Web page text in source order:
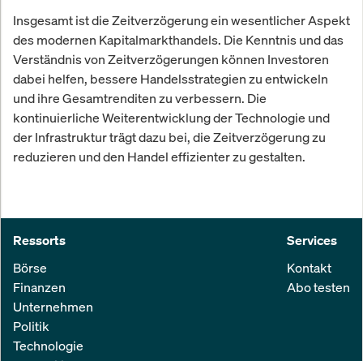
Insgesamt ist die Zeitverzögerung ein wesentlicher Aspekt
des modernen Kapitalmarkthandels. Die Kenntnis und das
Verständnis von Zeitverzögerungen können Investoren
dabei helfen, bessere Handelsstrategien zu entwickeln
und ihre Gesamtrenditen zu verbessern. Die
kontinuierliche Weiterentwicklung der Technologie und
der Infrastruktur trägt dazu bei, die Zeitverzögerung zu
reduzieren und den Handel effizienter zu gestalten.
Ressorts
Börse
Finanzen
Unternehmen
Politik
Technologie
Services
Kontakt
Abo testen